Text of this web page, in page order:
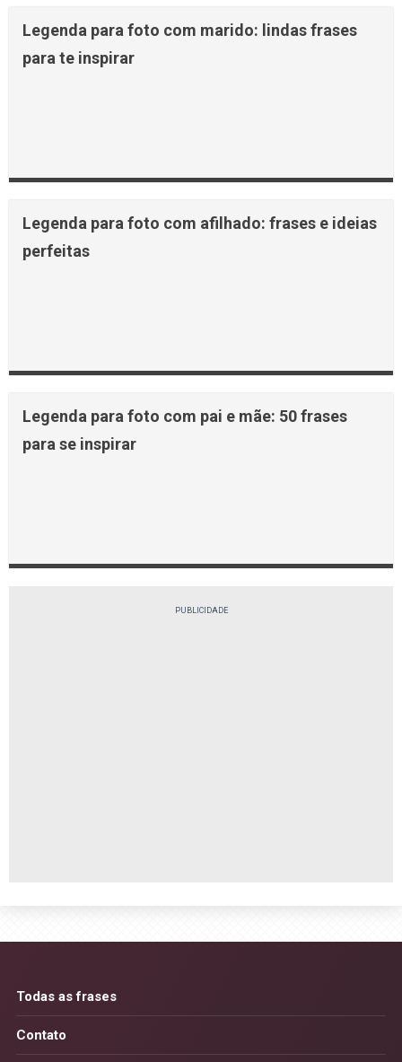
Legenda para foto com marido: lindas frases
para te inspirar
Legenda para foto com afilhado: frases e ideias
perfeitas
Legenda para foto com pai e mãe: 50 frases
para se inspirar
PUBLICIDADE
Todas as frases
Contato